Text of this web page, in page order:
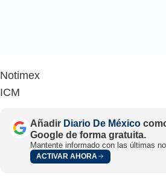
Notimex
ICM
Añadir Diario De México
Google de forma gratuita.
Mantente informado con las últimas
ACTIVAR AHORA